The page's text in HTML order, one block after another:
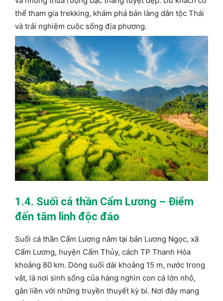
thể tham gia trekking, khám phá bản làng dân tộc Thái
và trải nghiệm cuộc sống địa phương.
1.4. Suối cá thần Cẩm Lương – Điểm
đến tâm linh độc đáo
Suối cá thần Cẩm Lương nằm tại bản Lương Ngọc, xã
Cẩm Lương, huyện Cẩm Thủy, cách TP Thanh Hóa
khoảng 80 km. Dòng suối dài khoảng 15 m, nước trong
vắt, là nơi sinh sống của hàng nghìn con cá lớn nhỏ,
gắn liền với những truyền thuyết kỳ bí. Nơi đây mang